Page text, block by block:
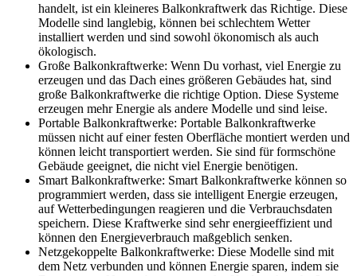
handelt, ist ⁣ein kleineres Balkonkraftwerk​ das Richtige. Diese
Modelle sind langlebig, können⁢ bei schlechtem Wetter
installiert werden und sind sowohl ökonomisch⁣ als auch
ökologisch.
Große Balkonkraftwerke: Wenn Du vorhast,‌ viel Energie zu
⁣erzeugen und‌ das⁣ Dach‍ eines größeren Gebäudes hat, sind
große ⁣Balkonkraftwerke die richtige Option. Diese Systeme
erzeugen mehr Energie als andere‍ Modelle und sind leise.
Portable‌ Balkonkraftwerke:‍ Portable Balkonkraftwerke⁢
müssen nicht auf einer festen Oberfläche montiert werden und⁢
können leicht transportiert ⁢werden. Sie sind für formschöne ​
Gebäude geeignet,​ die nicht viel Energie benötigen.
Smart Balkonkraftwerke: Smart Balkonkraftwerke ‍können so
programmiert werden, dass sie intelligent Energie ​erzeugen,
auf Wetterbedingungen reagieren und die Verbrauchsdaten
speichern. Diese Kraftwerke⁢ sind ‌sehr energieeffizient und
‌können den Energieverbrauch maßgeblich senken.
Netzgekoppelte Balkonkraftwerke: Diese Modelle sind mit
dem Netz verbunden ⁢und können Energie sparen, indem⁤ sie